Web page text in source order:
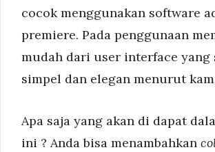
cocok menggunakan software
premiere. Pada penggunaan
mudah dari user interface yang
simpel dan elegan menurut
Apa saja yang akan di dapat
ini ? Anda bisa menambahkan